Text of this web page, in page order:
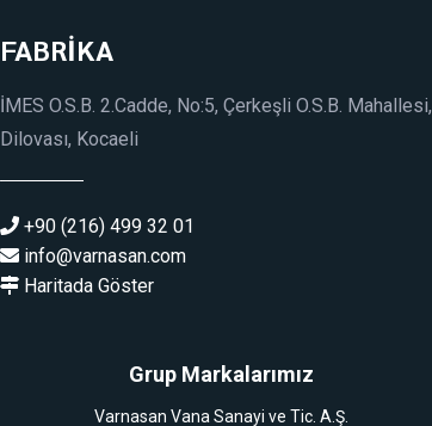
FABRİKA
İMES O.S.B. 2.Cadde, No:5, Çerkeşli O.S.B. Mahallesi,
Dilovası, Kocaeli
+90 (216) 499 32 01
info@varnasan.com
Haritada Göster
Grup Markalarımız
Varnasan Vana Sanayi ve Tic. A.Ş.